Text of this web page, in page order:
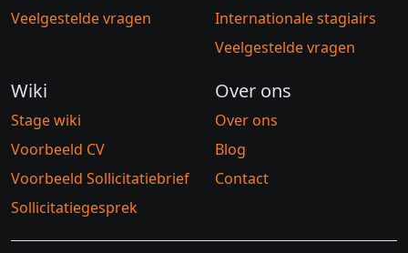
Veelgestelde vragen
Internationale stagiairs
Veelgestelde vragen
Wiki
Stage wiki
Voorbeeld CV
Voorbeeld Sollicitatiebrief
Sollicitatiegesprek
Over ons
Over ons
Blog
Contact